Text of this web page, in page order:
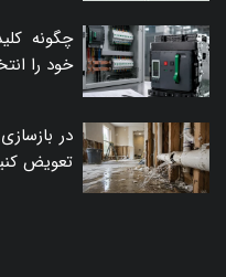
چگونه
خود را
در بازسازی
تعویض کنیم؟ ۷ نشانه‌ای که نباید